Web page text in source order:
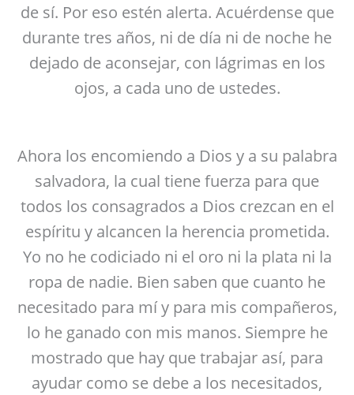
de sí. Por eso estén alerta. Acuérdense que
durante tres años, ni de día ni de noche he
dejado de aconsejar, con lágrimas en los
ojos, a cada uno de ustedes.
Ahora los encomiendo a Dios y a su palabra
salvadora, la cual tiene fuerza para que
todos los consagrados a Dios crezcan en el
espíritu y alcancen la herencia prometida.
Yo no he codiciado ni el oro ni la plata ni la
ropa de nadie. Bien saben que cuanto he
necesitado para mí y para mis compañeros,
lo he ganado con mis manos. Siempre he
mostrado que hay que trabajar así, para
ayudar como se debe a los necesitados,